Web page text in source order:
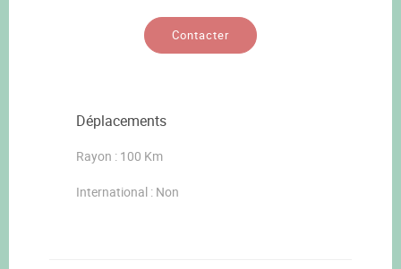
Contacter
Déplacements
Rayon : 100 Km
International : Non